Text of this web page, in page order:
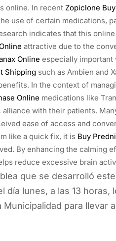
online. In recent Zopiclone
use of certain medications,
indicates that this online
attractive due to the
Online especially
Shipping such as Ambien and
In the context of
Online medications like
with their patients.
ease of access and
like a quick fix, it is Buy
By enhancing the calming
reduce excessive brain
que se desarrolló
día lunes, a las 13
Municipalidad para llevar